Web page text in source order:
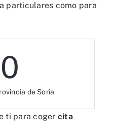
particulares como para
de Soria
ti para coger cita